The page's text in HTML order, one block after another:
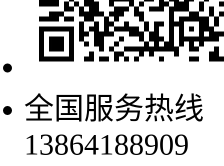
全国服务热线
13864188909